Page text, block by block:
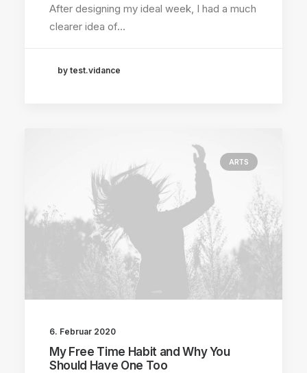
After designing my ideal week, I had a much
clearer idea of…
by test.vidance
ARTS
6. Februar 2020
My Free Time Habit and Why You
Should Have One Too